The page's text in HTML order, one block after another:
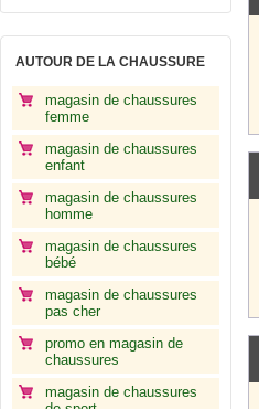
AUTOUR DE LA CHAUSSURE
magasin de chaussures
femme
magasin de chaussures
enfant
magasin de chaussures
homme
magasin de chaussures
bébé
magasin de chaussures
pas cher
promo en magasin de
chaussures
magasin de chaussures